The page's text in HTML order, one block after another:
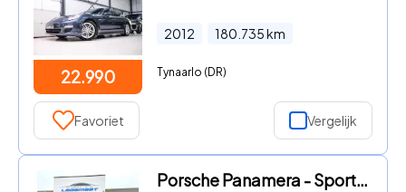
22.990
2012 180.735km
Tynaarlo (DR)
Favoriet Vergelijk
Porsche Panamera - Sport Turismo 2.9 4s E-Hybrid | Org. NL | Pano | Sport Chron